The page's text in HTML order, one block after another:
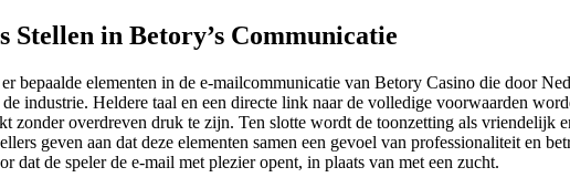
Stellen in Betory’s Communicatie
bepaalde elementen in de e-mailcommunicatie van Betory Casino die door
industrie. Heldere taal en een directe link naar de volledige voorwaarden
zonder overdreven druk te zijn. Ten slotte wordt de toonzetting als
geven aan dat deze elementen samen een gevoel van professionaliteit en
dat de speler de e-mail met plezier opent, in plaats van met een zucht.